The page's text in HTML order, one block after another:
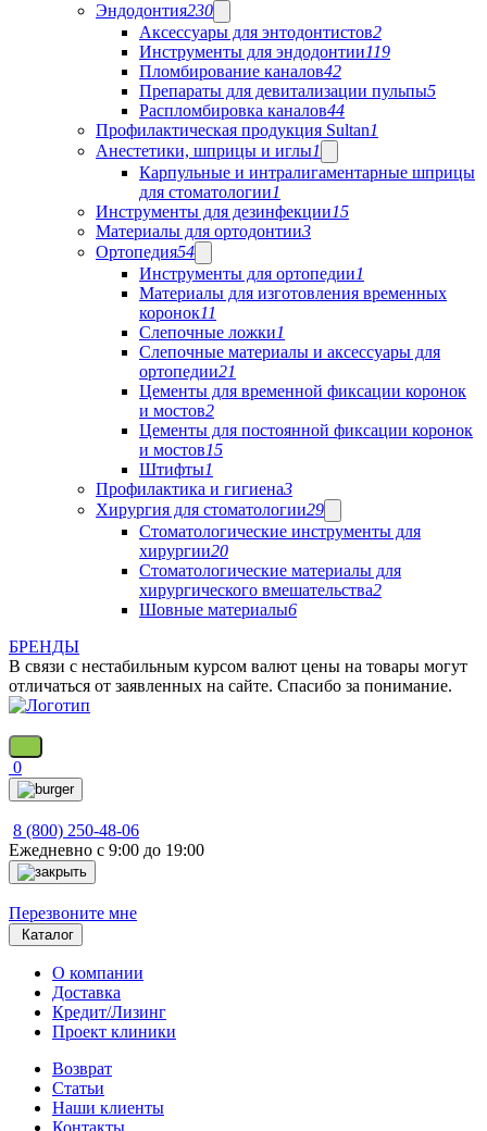
Эндодонтия230
Аксессуары для энтодонтистов2
Инструменты для эндодонтии119
Пломбирование каналов42
Препараты для девитализации пульпы5
Распломбировка каналов44
Профилактическая продукция Sultan1
Анестетики, шприцы и иглы1
Карпульные и интралигаментарные шприцы
для стоматологии1
Инструменты для дезинфекции15
Материалы для ортодонтии3
Ортопедия54
Инструменты для ортопедии1
Материалы для изготовления временных
коронок11
Слепочные ложки1
Слепочные материалы и аксессуары для
ортопедии21
Цементы для временной фиксации коронок
и мостов2
Цементы для постоянной фиксации коронок
и мостов15
Штифты1
Профилактика и гигиена3
Хирургия для стоматологии29
Стоматологические инструменты для
хирургии20
Стоматологические материалы для
хирургического вмешательства2
Шовные материалы6
БРЕНДЫ
В связи с нестабильным курсом валют цены на товары могут
отличаться от заявленных на сайте. Спасибо за понимание.
0
8 (800) 250-48-06
Ежедневно с 9:00 до 19:00
Перезвоните мне
Каталог
О компании
Доставка
Кредит/Лизинг
Проект клиники
Возврат
Статьи
Наши клиенты
Контакты